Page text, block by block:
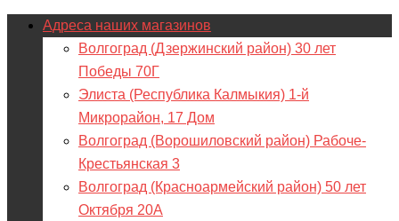
Адреса наших магазинов
Волгоград (Дзержинский район) 30 лет
Победы 70Г
Элиста (Республика Калмыкия) 1-й
Микрорайон, 17 Дом
Волгоград (Ворошиловский район) Рабоче-
Крестьянская 3
Волгоград (Красноармейский район) 50 лет
Октября 20А